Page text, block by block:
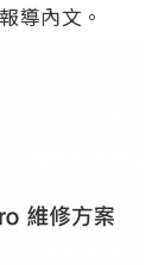
導內文。